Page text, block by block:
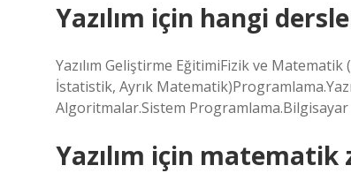
Yazılım için hangi
Yazılım Geliştirme EğitimiFizik ve
İstatistik, Ayrık
Algoritmalar.Sistem
Yazılım için matematik